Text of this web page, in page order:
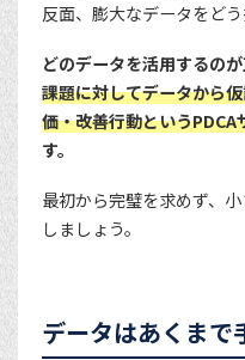
反面、膨大なデータをど
どのデータを活用するの
課題に対してデータから
価・改善行動という
す。
最初から完璧を求めず、
しましょう。
データはあくまで